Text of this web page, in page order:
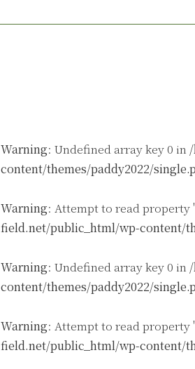
Warning: Undefined array key 0 in
content/themes/paddy2022/
Warning: Attempt to read property
field.net/public_html/wp-content/
Warning: Undefined array key 0 in
content/themes/paddy2022/
Warning: Attempt to read property
field.net/public_html/wp-content/